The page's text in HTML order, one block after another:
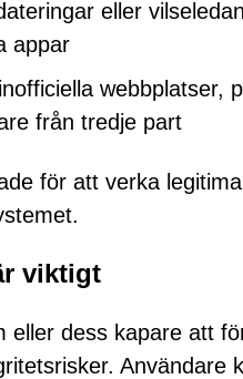
eller
appar
webbplatser,
från tredje part
för att verka
viktigt
eller dess kapare att
Användare